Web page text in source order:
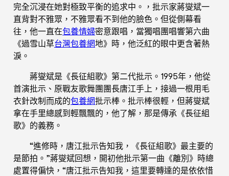
完全沉浸在她對極致平衡的追求中。，批示家蔣燮斌一
直背對不雅眾，不雅眾看不到他的臉色。但從側幕看
往，他一直在包養情婦密意跟唱，當獨唱團唱響第六曲
《過雪山草台灣包養網地》時，他泛紅的眼中更含著熱
淚。
蔣燮斌是《長征組歌》第二代批示。1995年，他從
首演批示、原戰友歌舞團團長唐江手上，接過一根用毛
衣針改制而成的包養網批示棒。批示棒很輕，但蔣燮斌
拿在手里總感到輕飄飄的，他了解，那是傳承《長征組
歌》的義務。
“進修時，唐江批示告知我，《長征組歌》最主要的
是節拍。”蔣燮斌回想，開初他批示第一曲《離別》時總
處置得偏快，“唐江批示告知我，這里要轉達的是依依惜